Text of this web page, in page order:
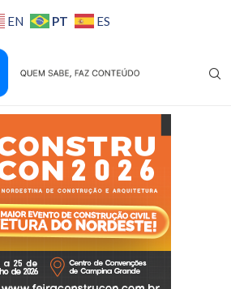
EN PT ES